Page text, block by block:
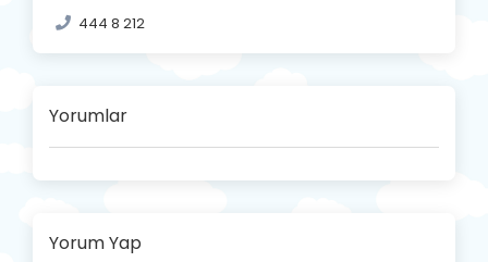
444 8 212
Yorumlar
Yorum Yap